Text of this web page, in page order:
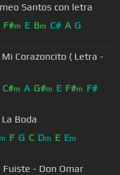
Santos con letra
F#m E Bm C# A G
Corazoncito ( Letra -
C#m A G#m E F#m F#
Boda
F G C Dm E Em
Fuiste - Don Omar